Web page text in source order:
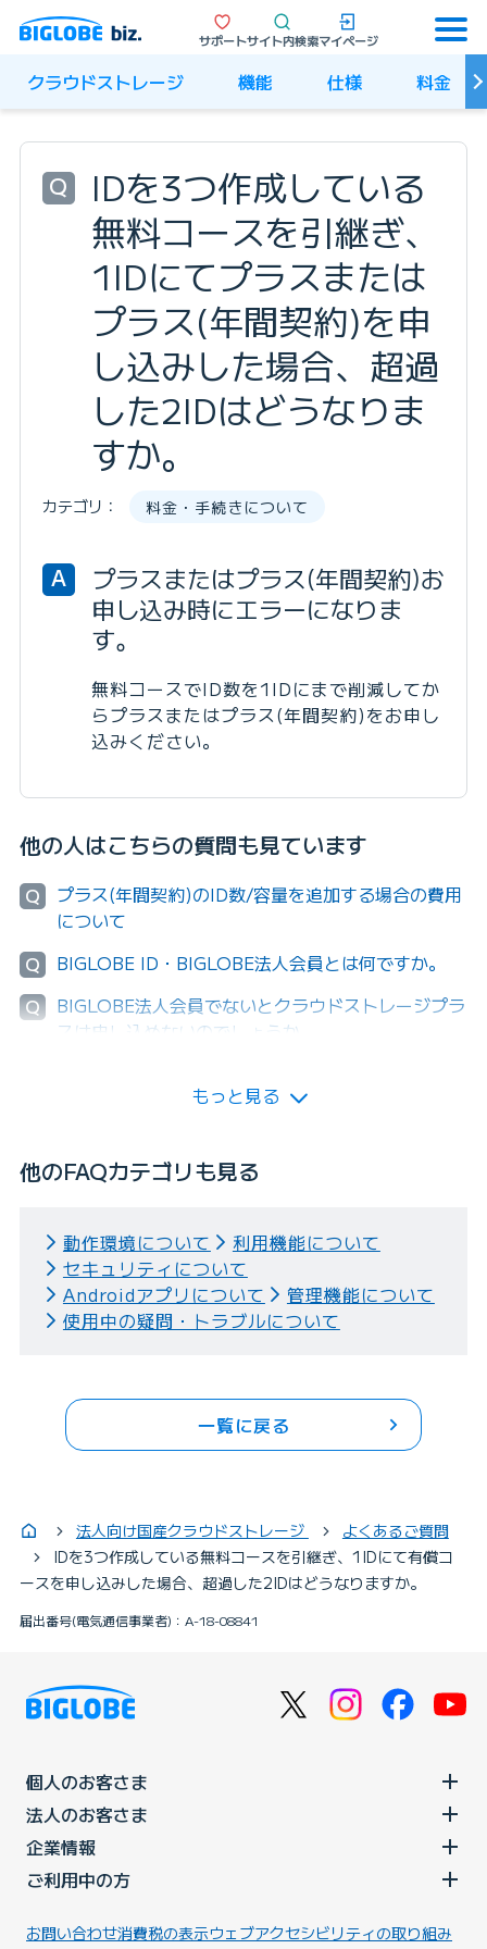
サポートサイト内検索マイページ
クラウドストレージ 機能 仕様 料金
Q
IDを3つ作成している
無料コースを引継ぎ、
1IDにてプラスまたは
プラス(年間契約)を申
し込みした場合、超過
した2IDはどうなりま
すか。
カテゴリ： 料金・手続きについて
A
プラスまたはプラス(年間契約)お
申し込み時にエラーになりま
す。
無料コースでID数を1IDにまで削減してか
らプラスまたはプラス(年間契約)をお申し
込みください。
他の人はこちらの質問も見ています
Q
プラス(年間契約)のID数/容量を追加する場合の費用
について
Q
BIGLOBE ID・BIGLOBE法人会員とは何ですか。
Q
BIGLOBE法人会員でないとクラウドストレージプラ
スは申し込めないのでしょうか。
もっと見る
他のFAQカテゴリも見る
動作環境について
利用機能について
セキュリティについて
Androidアプリについて
管理機能について
使用中の疑問・トラブルについて
一覧に戻る
法人向け国産クラウドストレージ
よくあるご質問
IDを3つ作成している無料コースを引継ぎ、1IDにて有償コ
ースを申し込みした場合、超過した2IDはどうなりますか。
届出番号(電気通信事業者)：A-18-08841
個人のお客さま
法人のお客さま
企業情報
ご利用中の方
お問い合わせ消費税の表示ウェブアクセシビリティの取り組み